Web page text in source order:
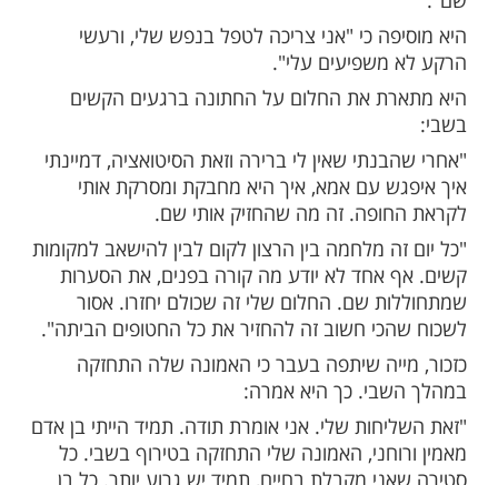
עלי. לא יכולתי לישון כי הוא הסתכל
כל שנותר היה לדמיין נקודות אור".
הקשה הזה אומרת החטופה ששוחררה מייה
לחדשות 12.
נקודת אור שהחזיקה אותה? מייה משתפת:
אותי זה רק המחשבה על החתונה, איך אני
אמא מלווה אותי בחופה. זה מה שדמיינתי
כי "אני צריכה לטפל בנפש שלי, ורעשי
עלי".
את החלום על החתונה ברגעים הקשים